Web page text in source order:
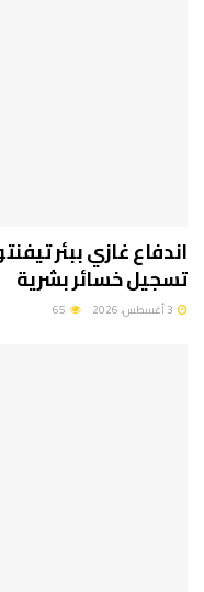
اندفاع غازي ببئر
تسجيل خسائر بشرية